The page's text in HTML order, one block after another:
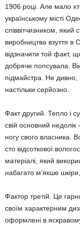
1906 році. Але мало
українському місті
співвітчизником,
виробництва взуття
відзначити той факт,
добряче попсувала.
підмайстра. Не дивно,
настільки серйозно.
Факт другий. Тепло і
свій основний
ногу свого власника.
сто відсоткової
матеріалі, який
набагато м’якше
Фактор третій. Це
своїм характерним
оформлені в